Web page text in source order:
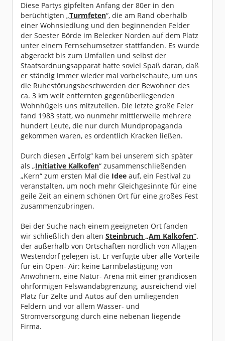
Diese Partys gipfelten Anfang der 80er in den
berüchtigten „Turmfeten“, die am Rand oberhalb
einer Wohnsiedlung und den beginnenden Felder
der Soester Börde im Belecker Norden auf dem Platz
unter einem Fernsehumsetzer stattfanden. Es wurde
abgerockt bis zum Umfallen und selbst der
Staatsordnungsapparat hatte soviel Spaß daran, daß
er ständig immer wieder mal vorbeischaute, um uns
die Ruhestörungsbeschwerden der Bewohner des
ca. 3 km weit entfernten gegenüberliegenden
Wohnhügels uns mitzuteilen. Die letzte große Feier
fand 1983 statt, wo nunmehr mittlerweile mehrere
hundert Leute, die nur durch Mundpropaganda
gekommen waren, es ordentlich Kracken ließen.
Durch diesen „Erfolg“ kam bei unserem sich später
als „Initiative Kalkofen“ zusammenschließenden
„Kern“ zum ersten Mal die Idee auf, ein Festival zu
veranstalten, um noch mehr Gleichgesinnte für eine
geile Zeit an einem schönen Ort für eine großes Fest
zusammenzubringen.
Bei der Suche nach einem geeigneten Ort fanden
wir schließlich den alten Steinbruch „Am Kalkofen“,
der außerhalb von Ortschaften nördlich von Allagen-
Westendorf gelegen ist. Er verfügte über alle Vorteile
für ein Open- Air: keine Lärmbelästigung von
Anwohnern, eine Natur- Arena mit einer grandiosen
ohrförmigen Felswandabgrenzung, ausreichend viel
Platz für Zelte und Autos auf den umliegenden
Feldern und vor allem Wasser- und
Stromversorgung durch eine nebenan liegende
Firma.